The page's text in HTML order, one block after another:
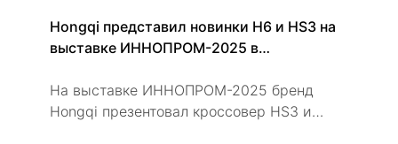
Hongqi представил новинки H6 и HS3 на
выставке ИННОПРОМ-2025 в
На выставке ИННОПРОМ-2025 бренд
Hongqi презентовал кроссовер HS3 и